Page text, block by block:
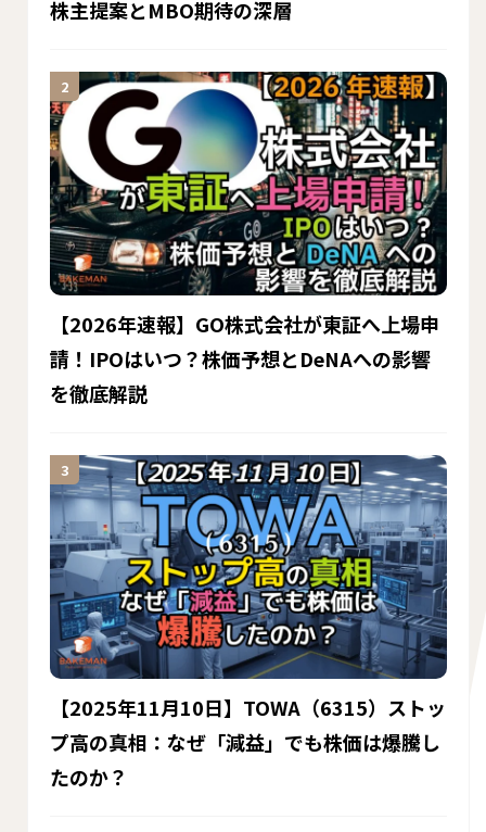
株主提案とMBO期待の深層
【2026年速報】GO株式会社が東証へ上場申
請！IPOはいつ？株価予想とDeNAへの影響
を徹底解説
【2025年11月10日】TOWA（6315）ストッ
プ高の真相：なぜ「減益」でも株価は爆騰し
たのか？